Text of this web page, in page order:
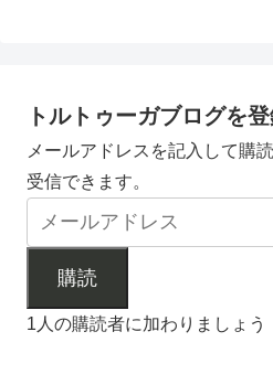
トルトゥーガブログを
メールアドレスを記入して購
受信できます。
購読
1人の購読者に加わりましょう